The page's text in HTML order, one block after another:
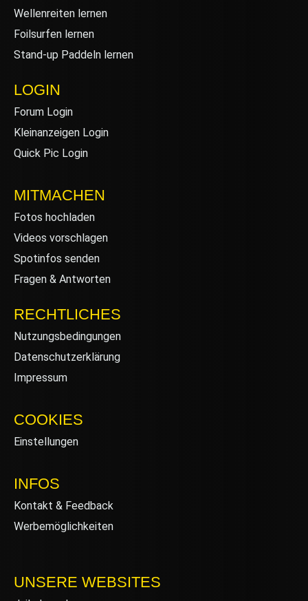
Wellenreiten lernen
Foilsurfen lernen
Stand-up Paddeln lernen
LOGIN
Forum Login
Kleinanzeigen Login
Quick Pic Login
MITMACHEN
Fotos hochladen
Videos vorschlagen
Spotinfos senden
Fragen & Antworten
RECHTLICHES
Nutzungsbedingungen
Datenschutzerklärung
Impressum
COOKIES
Einstellungen
INFOS
Kontakt & Feedback
Werbemöglichkeiten
UNSERE WEBSITES